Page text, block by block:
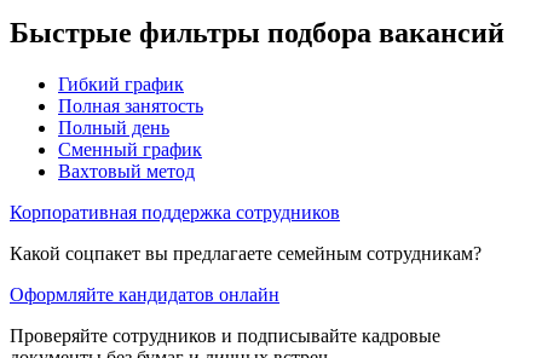
Быстрые фильтры подбора вакансий
Гибкий график
Полная занятость
Полный день
Сменный график
Вахтовый метод
Корпоративная поддержка сотрудников
Какой соцпакет вы предлагаете семейным сотрудникам?
Оформляйте кандидатов онлайн
Проверяйте сотрудников и подписывайте кадровые